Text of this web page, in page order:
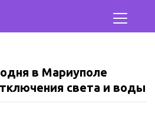
в Мариуполе
света и воды